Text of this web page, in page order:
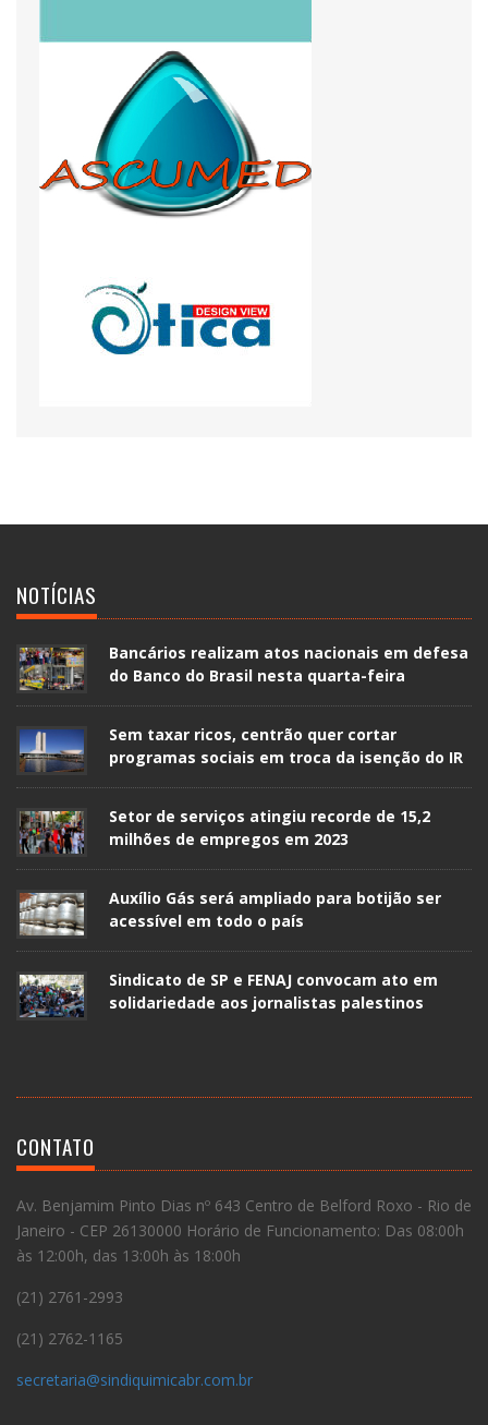
NOTÍCIAS
Bancários realizam atos nacionais em defesa
do Banco do Brasil nesta quarta-feira
Sem taxar ricos, centrão quer cortar
programas sociais em troca da isenção do IR
Setor de serviços atingiu recorde de 15,2
milhões de empregos em 2023
Auxílio Gás será ampliado para botijão ser
acessível em todo o país
Sindicato de SP e FENAJ convocam ato em
solidariedade aos jornalistas palestinos
CONTATO
Av. Benjamim Pinto Dias nº 643 Centro de Belford Roxo - Rio de
Janeiro - CEP 26130000 Horário de Funcionamento: Das 08:00h
às 12:00h, das 13:00h às 18:00h
(21) 2761-2993
(21) 2762-1165
secretaria@sindiquimicabr.com.br